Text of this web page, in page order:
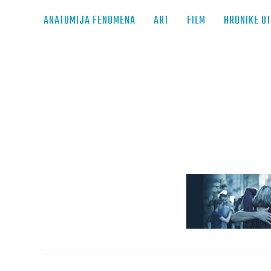
ANATOMIJA FENOMENA ART FILM HRONIKE